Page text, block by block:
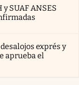
SUAF ANSES
exprés y
aprueba el